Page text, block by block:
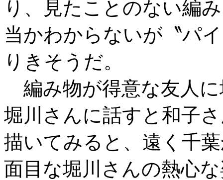
り、見たことのない編
当かわからないが〝パ
りきそうだ。
編み物が得意な友人
堀川さんに話すと和子
描いてみると、遠く千
面目な堀川さんの熱心